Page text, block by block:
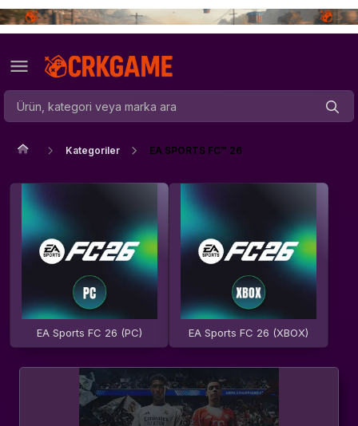
Kategoriler EA SPORTS FC™ 26
EA Sports FC 26 (PC) EA Sports FC 26 (XBOX)